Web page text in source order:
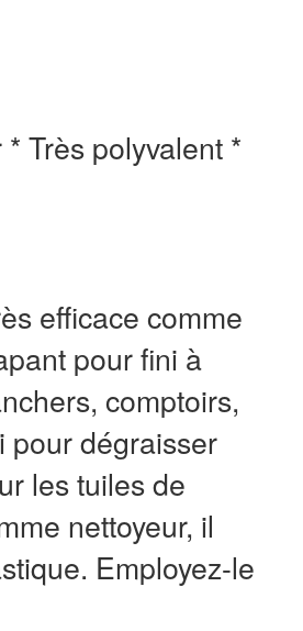
Très polyvalent *
efficace comme
pour fini à
comptoirs,
pour dégraisser
les tuiles de
nettoyeur, il
Employez-le